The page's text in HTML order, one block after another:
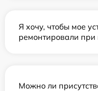
Я хочу, чтобы мое
ремонтировали при
Можно ли